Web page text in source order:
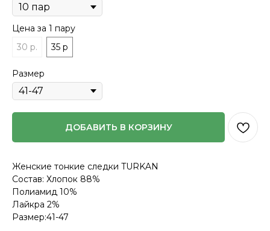
Цена за 1 пару
30 р.
35 р
Размер
ДОБАВИТЬ В КОРЗИНУ
Женские тонкие следки TURKAN
Состав: Хлопок 88%
Полиамид 10%
Лайкра 2%
Размер:41-47